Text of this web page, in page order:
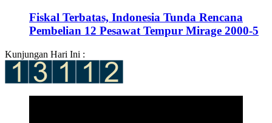
Fiskal Terbatas, Indonesia Tunda Rencana
Pembelian 12 Pesawat Tempur Mirage 2000-5
Kunjungan Hari Ini :